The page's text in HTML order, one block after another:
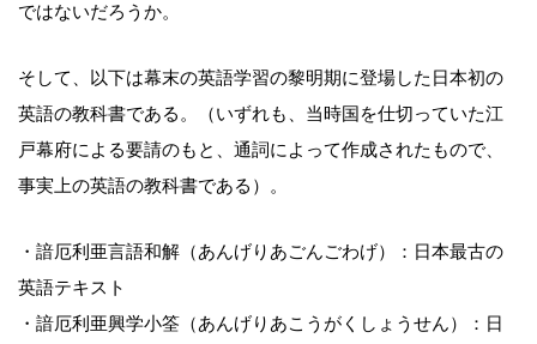
ではないだろうか。
そして、以下は幕末の英語学習の黎明期に登場した日本初の
英語の教科書である。（いずれも、当時国を仕切っていた江
戸幕府による要請のもと、通詞によって作成されたもので、
事実上の英語の教科書である）。
・諳厄利亜言語和解（あんげりあごんごわげ）：日本最古の
英語テキスト
・諳厄利亜興学小筌（あんげりあこうがくしょうせん）：日